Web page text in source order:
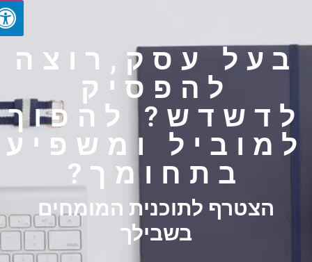
בעל עסק,רוצה
להפסיק
להפוך
ומשפיע
בתחומך?
הצטרף לתוכנית המומחים
בשבילך